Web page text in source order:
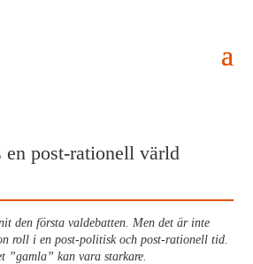
en post-rationell värld
den första valdebatten. Men det är inte
roll i en post-politisk och post-rationell tid.
”gamla” kan vara starkare.